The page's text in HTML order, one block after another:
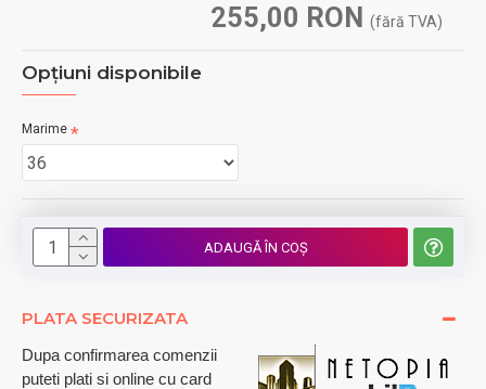
255,00 RON (fără TVA)
Opţiuni disponibile
Marime
ADAUGĂ ÎN COŞ
PLATA SECURIZATA
Dupa confirmarea comenzii
puteti plati si online cu card